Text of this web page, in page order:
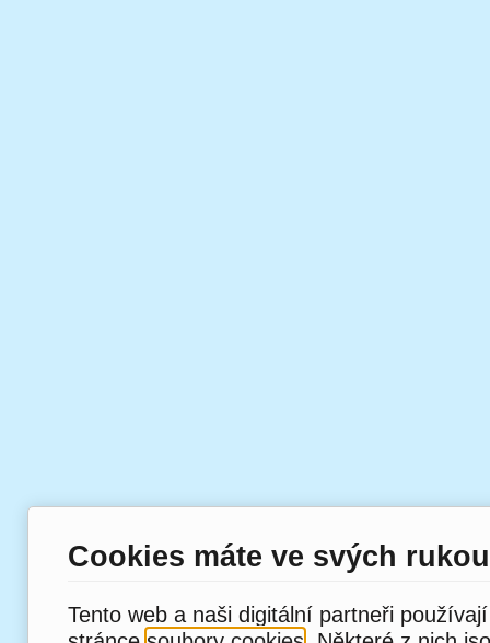
Cookies máte ve svých rukou
Tento web a naši digitální partneři